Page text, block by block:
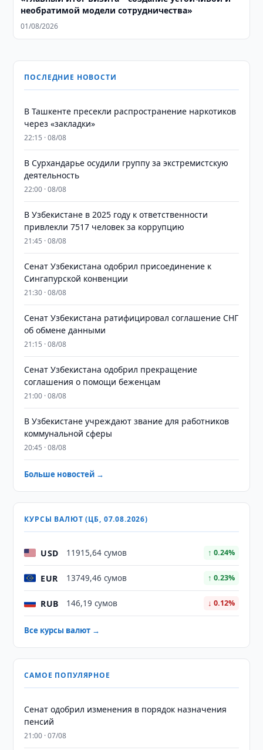
необратимой модели сотрудничества»
01/08/2026
ПОСЛЕДНИЕ НОВОСТИ
В Ташкенте пресекли распространение наркотиков
через «закладки»
22:15 · 08/08
В Сурхандарье осудили группу за экстремистскую
деятельность
22:00 · 08/08
В Узбекистане в 2025 году к ответственности
привлекли 7517 человек за коррупцию
21:45 · 08/08
Сенат Узбекистана одобрил присоединение к
Сингапурской конвенции
21:30 · 08/08
Сенат Узбекистана ратифицировал соглашение СНГ
об обмене данными
21:15 · 08/08
Сенат Узбекистана одобрил прекращение
соглашения о помощи беженцам
21:00 · 08/08
В Узбекистане учреждают звание для работников
коммунальной сферы
20:45 · 08/08
Больше новостей →
КУРСЫ ВАЛЮТ (ЦБ, 07.08.2026)
USD 11915,64 сумов ↑ 0.24%
EUR 13749,46 сумов ↑ 0.23%
RUB 146,19 сумов ↓ 0.12%
Все курсы валют →
САМОЕ ПОПУЛЯРНОЕ
Сенат одобрил изменения в порядок назначения
пенсий
21:00 · 07/08